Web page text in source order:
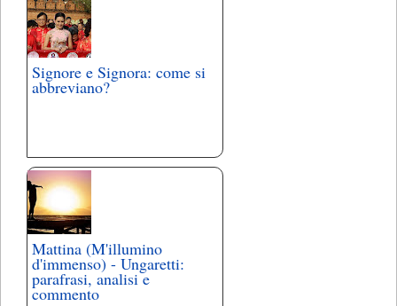
Signore e Signora: come si
abbreviano?
Mattina (M'illumino
d'immenso) - Ungaretti:
parafrasi, analisi e
commento